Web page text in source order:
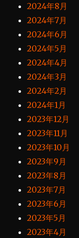
2024年8月
2024年7月
2024年6月
2024年5月
2024年4月
2024年3月
2024年2月
2024年1月
2023年12月
2023年11月
2023年10月
2023年9月
2023年8月
2023年7月
2023年6月
2023年5月
2023年4月